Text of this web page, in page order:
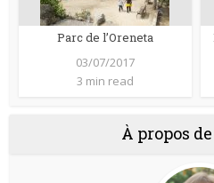
Parc de l’Oreneta
03/07/2017
3 min read
À propos